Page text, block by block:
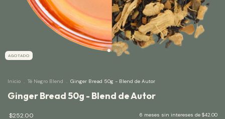
AGOTADO
Inicio . Té Negro Blend . Ginger Bread 50g - Blend de Autor
Ginger Bread 50g - Blend de Autor
$252.00 6 meses sin intereses de $42.00